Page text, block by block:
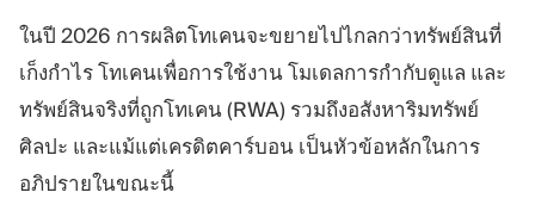
ในปี 2026 การผลิตโทเคนจะขยายไปไกลกว่าทรัพย์สินที่
เก็งกำไร โทเคนเพื่อการใช้งาน โมเดลการกำกับดูแล และ
ทรัพย์สินจริงที่ถูกโทเคน (RWA) รวมถึงอสังหาริมทรัพย์
ศิลปะ และแม้แต่เครดิตคาร์บอน เป็นหัวข้อหลักในการ
อภิปรายในขณะนี้